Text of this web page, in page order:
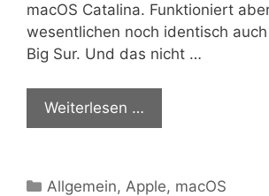
macOS Catalina. Funktioniert
wesentlichen noch identisch
Big Sur. Und das nicht …
Weiterlesen …
Kategorien
Allgemein, Apple, macOS